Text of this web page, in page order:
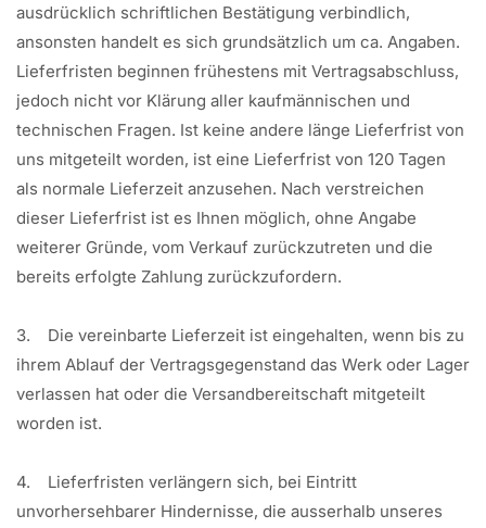
ausdrücklich schriftlichen Bestätigung verbindlich,
ansonsten handelt es sich grundsätzlich um ca. Angaben.
Lieferfristen beginnen frühestens mit Vertragsabschluss,
jedoch nicht vor Klärung aller kaufmännischen und
technischen Fragen. Ist keine andere länge Lieferfrist von
uns mitgeteilt worden, ist eine Lieferfrist von 120 Tagen
als normale Lieferzeit anzusehen. Nach verstreichen
dieser Lieferfrist ist es Ihnen möglich, ohne Angabe
weiterer Gründe, vom Verkauf zurückzutreten und die
bereits erfolgte Zahlung zurückzufordern.
3. Die vereinbarte Lieferzeit ist eingehalten, wenn bis zu
ihrem Ablauf der Vertragsgegenstand das Werk oder Lager
verlassen hat oder die Versandbereitschaft mitgeteilt
worden ist.
4. Lieferfristen verlängern sich, bei Eintritt
unvorhersehbarer Hindernisse, die ausserhalb unseres